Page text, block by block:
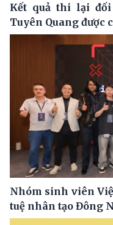
Kết quả thi lại
Tuyên Quang được
Nhóm sinh viên
tuệ nhân tạo Đông